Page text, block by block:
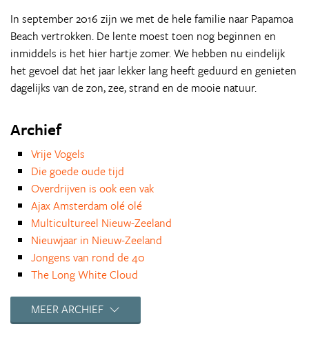
In september 2016 zijn we met de hele familie naar Papamoa
Beach vertrokken. De lente moest toen nog beginnen en
inmiddels is het hier hartje zomer. We hebben nu eindelijk
het gevoel dat het jaar lekker lang heeft geduurd en genieten
dagelijks van de zon, zee, strand en de mooie natuur.
Archief
Vrije Vogels
Die goede oude tijd
Overdrijven is ook een vak
Ajax Amsterdam olé olé
Multicultureel Nieuw-Zeeland
Nieuwjaar in Nieuw-Zeeland
Jongens van rond de 40
The Long White Cloud
1001 nacht en andere sprookjes
Alle tijd of tijd is geld?
MEER ARCHIEF